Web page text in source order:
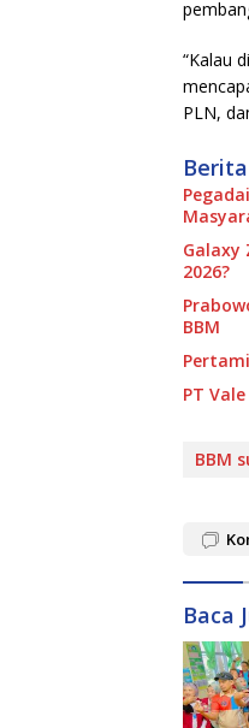
“Kalau
PLN,
Galaxy
2026?
BBM
PT
BBM
Baca